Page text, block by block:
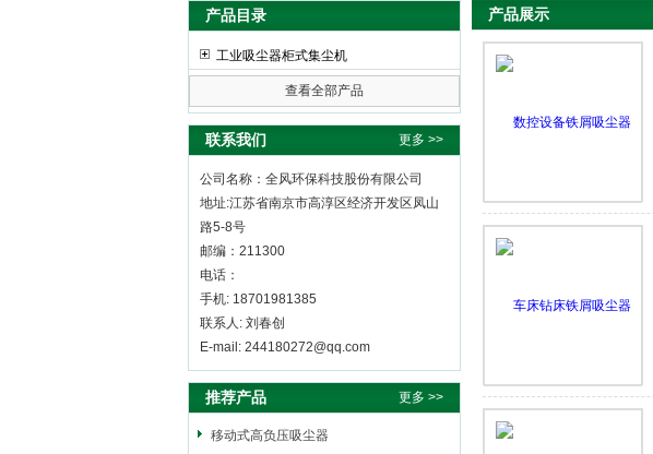
产品目录
工业吸尘器柜式集尘机
查看全部产品
联系我们 更多 >>
公司名称：全风环保科技股份有限公司
地址:江苏省南京市高淳区经济开发区凤山
路5-8号
邮编：211300
电话：
手机: 18701981385
联系人: 刘春创
E-mail: 244180272@qq.com
推荐产品 更多 >>
移动式高负压吸尘器
产品展示